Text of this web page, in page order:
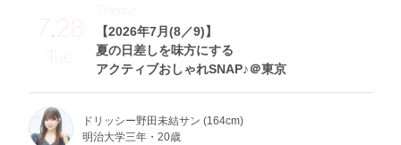
7.28
Tue
【2026年7月(8／9)】
夏の日差しを味方にする
アクティブおしゃれSNAP♪＠東京
Theme
ドリッシー野田未結サン (164cm)
明治大学三年・20歳